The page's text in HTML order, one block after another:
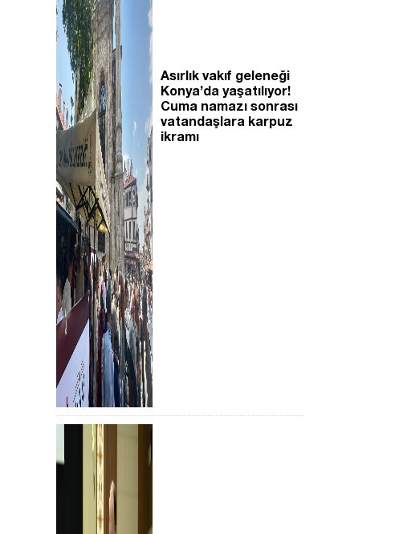
Asırlık vakıf geleneği
Konya’da yaşatılıyor!
Cuma namazı sonrası
vatandaşlara karpuz
ikramı